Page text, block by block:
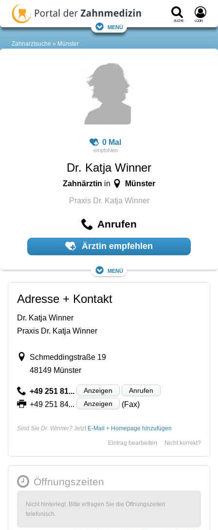
Suche Login
Menü
Zahnarztsuche Münster
0 Mal
Dr. Katja Winner
Zahnärztin in Münster
Praxis Dr. Katja Winner
Anrufen
Ärztin empfehlen
Menü
Adresse + Kontakt
Dr. Katja Winner
Praxis Dr. Katja Winner
Schmeddingstraße 19
48149 Münster
+49 251 81... Anzeigen Anrufen
+49 251 84... Anzeigen (Fax)
Sind Sie Dr. Winner? Jetzt E-Mail + Homepage hinzufügen
Nicht korrekt?
Eintrag bearbeiten
Öffnungszeiten
Nicht hinterlegt. Bitte erfragen Sie die Öffnungszeiten
telefonisch.